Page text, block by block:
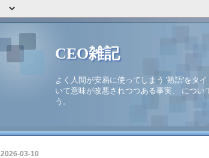
CEO雑記
よく人間が安易に使ってしまう '熟語'をタ
いて意味が改悪されつつある事実、 につ
う。
2026-03-10